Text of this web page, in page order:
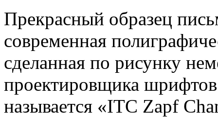
Прекрасный образец
современная
сделанная по рисунку
проектировщика
называется «ITC Zapf